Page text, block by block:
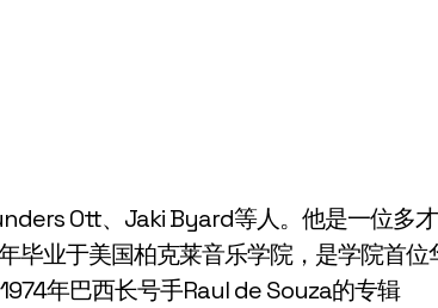
Ott、Jaki Byard等人。他是一位多
毕业于美国柏克莱音乐学院，是学院首位
年巴西长号手Raul de Souza的专辑